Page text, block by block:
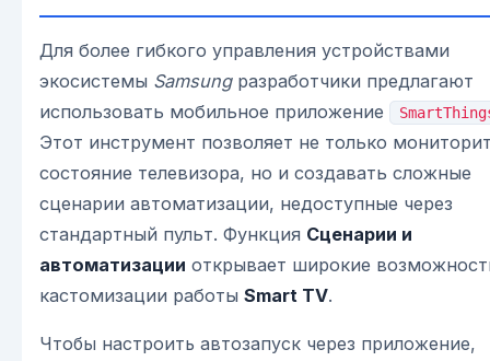
Для более гибкого управления устройствами
экосистемы Samsungразработчики предлагают
использовать мобильное приложение
Этот инструмент позволяет не только
состояние телевизора, но и создавать сложные
сценарии автоматизации, недоступные через
стандартный пульт. Функция Сценарии и
автоматизации открывает широкие
кастомизации работы Smart TV.
Чтобы настроить автозапуск через приложение,